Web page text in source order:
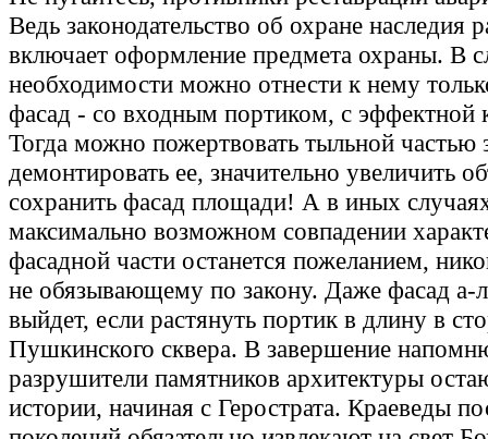
Ведь законодательство об охране наследия
включает оформление предмета охраны. В
необходимости можно отнести к нему
фасад - со входным портиком, с эффектной
Тогда можно пожертвовать тыльной частью
демонтировать ее, значительно увеличить
сохранить фасад площади! А в иных
максимально возможном совпадении
фасадной части останется пожеланием,
не обязывающему по закону. Даже фасад
выйдет, если растянуть портик в длину в
Пушкинского сквера. В завершение
разрушители памятников архитектуры
истории, начиная с Герострата. Краеведы